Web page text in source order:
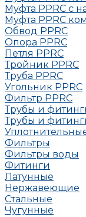
Муфта PPRC с
Муфта РРRC
Обвод РРRC
Опора РРRC
Петля РРRC
Тройник РРRC
Труба РРRC
Угольник РРRC
Фильтр PPRC
Трубы и
Трубы и
Фильтры
Фильтры воды
Фитинги
Латунные
Нержавеющие
Стальные
Чугунные